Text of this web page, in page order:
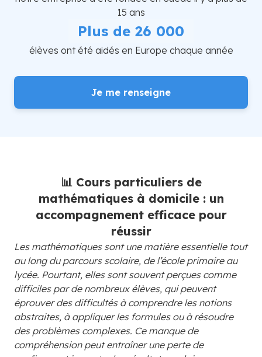
15 ans
Plus de 26 000
élèves ont été aidés en Europe chaque année
Je me renseigne
📊 Cours particuliers de
mathématiques à domicile : un
accompagnement efficace pour
réussir
Les mathématiques sont une matière essentielle tout
au long du parcours scolaire, de l’école primaire au
lycée. Pourtant, elles sont souvent perçues comme
difficiles par de nombreux élèves, qui peuvent
éprouver des difficultés à comprendre les notions
abstraites, à appliquer les formules ou à résoudre
des problèmes complexes. Ce manque de
compréhension peut entraîner une perte de